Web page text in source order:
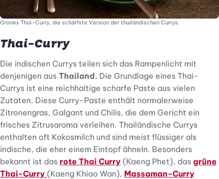
Grünes Thai-Curry, die schärfste Version der thailändischen Currys.
Thai-Curry
Die indischen Currys teilen sich das Rampenlicht mit
denjenigen aus Thailand. Die Grundlage eines Thai-
Currys ist eine reichhaltige scharfe Paste aus vielen
Zutaten. Diese Curry-Paste enthält normalerweise
Zitronengras, Galgant und Chilis, die dem Gericht ein
frisches Zitrusaroma verleihen. Thailändische Currys
enthalten oft Kokosmilch und sind meist flüssiger als
indische, die eher einem Eintopf ähneln. Besonders
bekannt ist das rote Thai Curry (Kaeng Phet), das grüne
Thai-Curry (Kaeng Khiao Wan), Massaman-Curry